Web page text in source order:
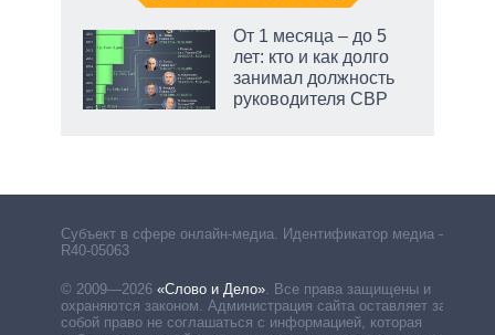
От 1 месяца – до 5
лет: кто и как долго
занимал должность
руководителя СВР
Субъект в сфере онлайн-медиа. Идентификатор медиа –
R40-05063
© 2009—2026 «Слово и Дело» Все права защищены и
охраняются законом. Администрация сайта оставляет за
собой право не соглашаться с информацией, которая